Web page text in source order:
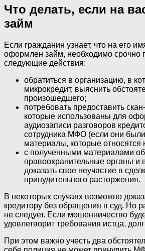
Что делать, если на
займ
Если гражданин узнает, что на его
оформлен займ, необходимо срочно
следующие действия:
обратиться в организацию, в
микрокредит, выяснить
произошедшего;
потребовать предоставить
которые использованы для
аудиозаписи разговоров
сотрудника МФО (если они
материалы, которые относятся
с полученными материалами
правоохранительные органы и
доказать свое неучастие в
принудительного расторжения.
В некоторых случаях возможно
кредитору без обращения в суд. Но
не следует. Если мошенничество
удовлетворит требования истца,
При этом важно учесть два